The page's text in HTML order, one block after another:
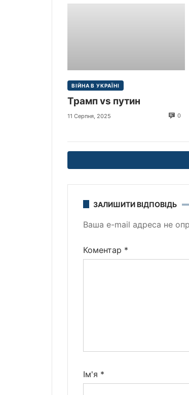
ВІЙНА В УКРАЇНІ
Трамп vs путин
11 Серпня, 2025 0
ЗАЛИШИТИ ВІДПОВІДЬ
Ваша e-mail адреса не
Коментар *
Ім'я *